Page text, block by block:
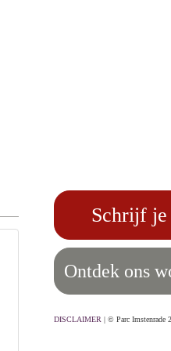
Schrijf
Ontdek ons
DISCLAIMER| © Parc Imstenrade